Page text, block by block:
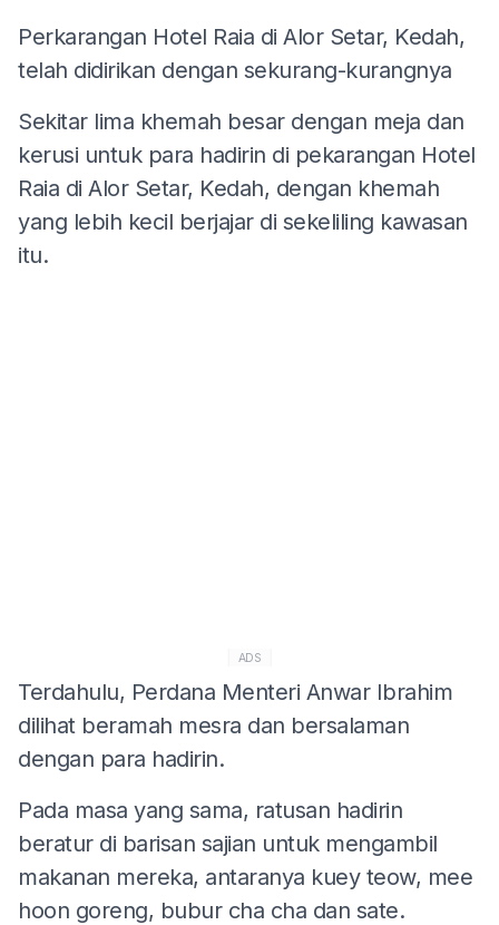
Perkarangan Hotel Raia di Alor Setar, Kedah,
telah didirikan dengan sekurang-kurangnya
Sekitar lima khemah besar dengan meja dan
kerusi untuk para hadirin di pekarangan Hotel
Raia di Alor Setar, Kedah, dengan khemah
yang lebih kecil berjajar di sekeliling kawasan
itu.
ADS
Terdahulu, Perdana Menteri Anwar Ibrahim
dilihat beramah mesra dan bersalaman
dengan para hadirin.
Pada masa yang sama, ratusan hadirin
beratur di barisan sajian untuk mengambil
makanan mereka, antaranya kuey teow, mee
hoon goreng, bubur cha cha dan sate.